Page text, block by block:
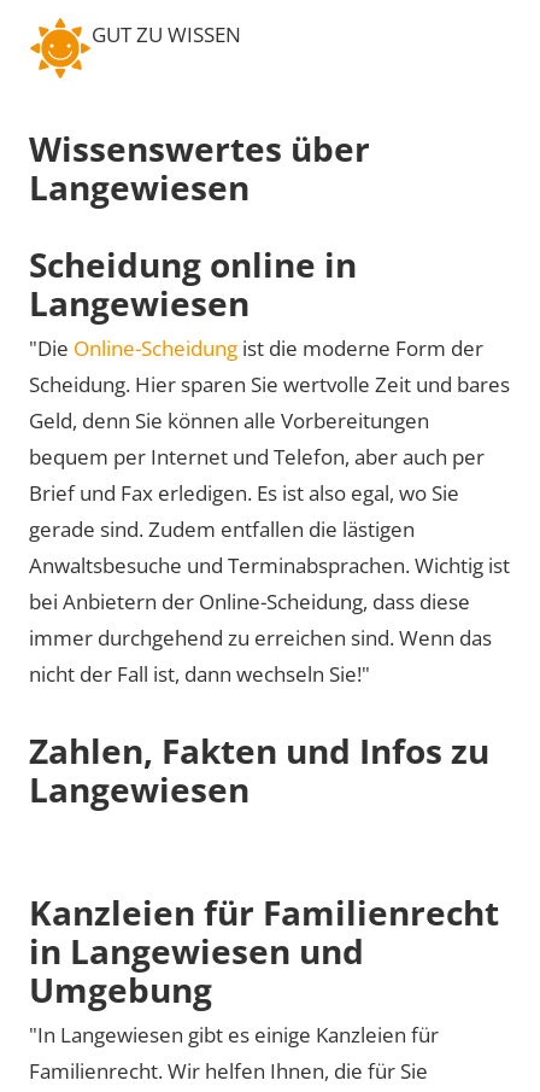
GUT ZU WISSEN
Wissenswertes über
Langewiesen
Scheidung online in
Langewiesen
"Die Online-Scheidung ist die moderne Form der
Scheidung. Hier sparen Sie wertvolle Zeit und bares
Geld, denn Sie können alle Vorbereitungen
bequem per Internet und Telefon, aber auch per
Brief und Fax erledigen. Es ist also egal, wo Sie
gerade sind. Zudem entfallen die lästigen
Anwaltsbesuche und Terminabsprachen. Wichtig ist
bei Anbietern der Online-Scheidung, dass diese
immer durchgehend zu erreichen sind. Wenn das
nicht der Fall ist, dann wechseln Sie!"
Zahlen, Fakten und Infos zu
Langewiesen
Kanzleien für Familienrecht
in Langewiesen und
Umgebung
"In Langewiesen gibt es einige Kanzleien für
Familienrecht. Wir helfen Ihnen, die für Sie